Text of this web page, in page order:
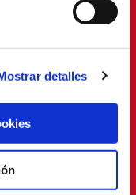
detalles